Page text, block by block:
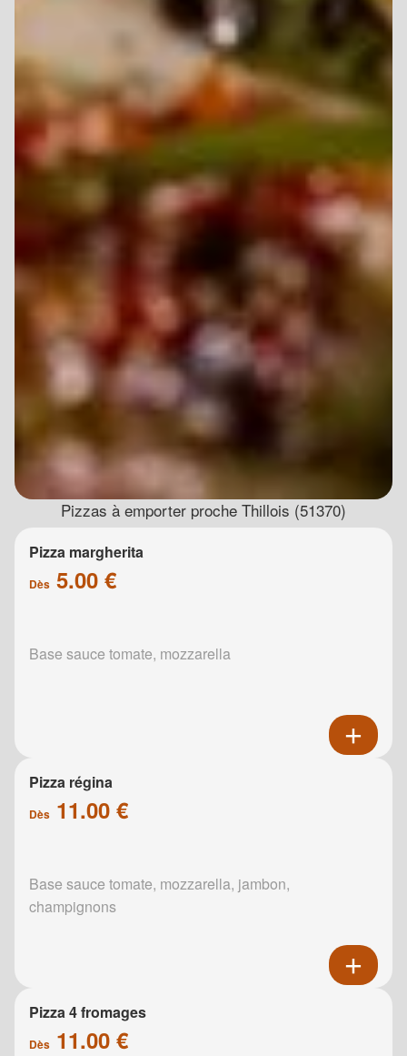
Pizzas à emporter proche Thillois (51370)
Pizza margherita
Dès 5.00 €
Base sauce tomate, mozzarella
Pizza régina
Dès 11.00 €
Base sauce tomate, mozzarella, jambon,
champignons
Pizza 4 fromages
Dès 11.00 €